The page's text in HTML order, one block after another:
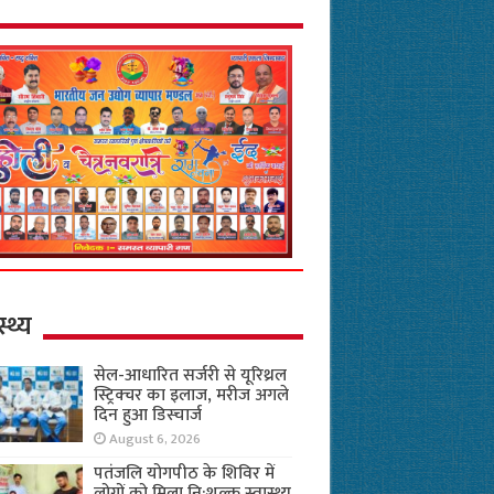
सेल-आधारित सर्जरी से यूरिथ्रल
स्ट्रिक्चर का इलाज, मरीज अगले
दिन हुआ डिस्चार्ज
August 6, 2026
पतंजलि योगपीठ के शिविर में